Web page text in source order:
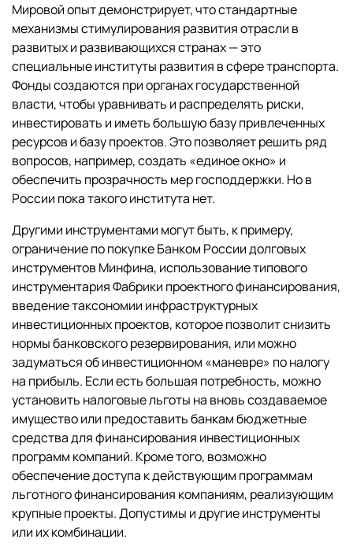
Мировой опыт демонстрирует, что стандартные
механизмы стимулирования развития отрасли в
развитых и развивающихся странах — это
специальные институты развития в сфере транспорта.
Фонды создаются при органах государственной
власти, чтобы уравнивать и распределять риски,
инвестировать и иметь большую базу привлеченных
ресурсов и базу проектов. Это позволяет решить ряд
вопросов, например, создать «единое окно» и
обеспечить прозрачность мер господдержки. Но в
России пока такого института нет.
Другими инструментами могут быть, к примеру,
ограничение по покупке Банком России долговых
инструментов Минфина, использование типового
инструментария Фабрики проектного финансирования,
введение таксономии инфраструктурных
инвестиционных проектов, которое позволит снизить
нормы банковского резервирования, или можно
задуматься об инвестиционном «маневре» по налогу
на прибыль. Если есть большая потребность, можно
установить налоговые льготы на вновь создаваемое
имущество или предоставить банкам бюджетные
средства для финансирования инвестиционных
программ компаний. Кроме того, возможно
обеспечение доступа к действующим программам
льготного финансирования компаниям, реализующим
крупные проекты. Допустимы и другие инструменты
или их комбинации.